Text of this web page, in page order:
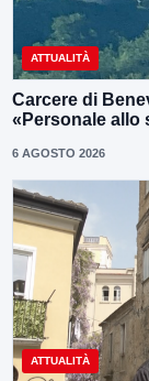
ATTUALITÀ
Carcere di
«Personale allo
6 AGOSTO 2026
ATTUALITÀ